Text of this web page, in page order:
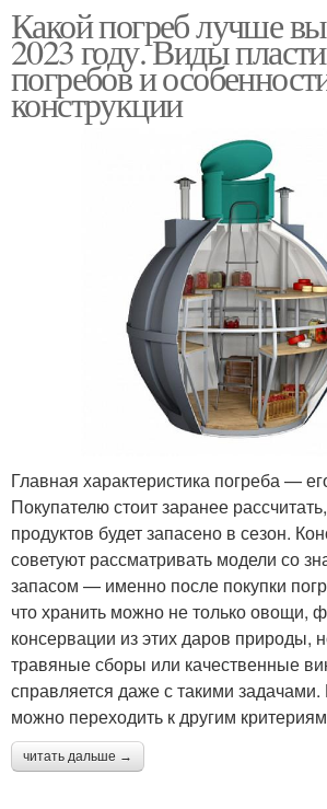
Какой погреб лучше
2023 году. Виды
погребов и
конструкции
Главная характеристика погреба —
Покупателю стоит заранее
продуктов будет запасено в сезон.
советуют рассматривать модели со
запасом — именно после покупки
что хранить можно не только овощи,
консервации из этих даров природы,
травяные сборы или качественные
справляется даже с такими
можно переходить к другим
читать дальше →